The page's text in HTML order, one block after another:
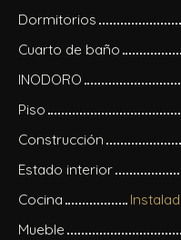
Dormitorios
Cuarto de baño
INODORO
Piso
Construcción
Estado interior
Cocina
Mueble